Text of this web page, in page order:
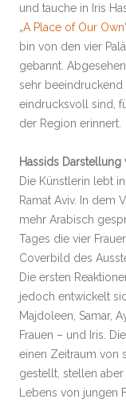
und tauche in Iris
„A Place of Our Own
bin von den vier
gebannt.
sehr beeindruckend
eindrucksvoll sind,
der Region erinnert.
Hassids
Die Künstlerin lebt
Ramat Aviv. In dem
mehr Arabisch
Tages die vier
Coverbild des
Die ersten
jedoch entwickelt
Majdoleen, Samar,
Frauen – und Iris.
einen Zeitraum von
gestellt, stellen
Lebens von jungen